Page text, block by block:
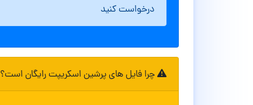
درخواست کنید
چرا فایل های پرشین اسکریپت رایگان است؟